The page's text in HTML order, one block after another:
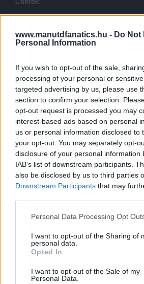
www.manutdfanatics.hu - Do Not
Personal Information
If you wish to opt-out of the sale,
processing of your personal or
targeted advertising by us, please use
section to confirm your selection.
opt-out request is processed you may
interest-based ads based on personal
us or personal information disclosed to
your opt-out. You may separately opt-
disclosure of your personal information
IAB’s list of downstream participants.
also be disclosed by us to third parties
Downstream Participants that may
Please note that this website/app uses
not limited to your visit or usage
grant or deny consent to Google and
use your data for below specified
consent section.
Personal Data Processing Opt
I want to opt-out of the Sharing of
personal data.
Opted In
I want to opt-out of the Sale of my
Personal Data.
hatással lenni a csapatra.